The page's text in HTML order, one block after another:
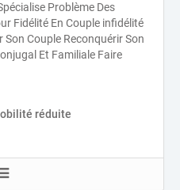
Problème Des
Fidélité En Couple infidélité
Couple Reconquérir Son
Et Familiale Faire
réduite